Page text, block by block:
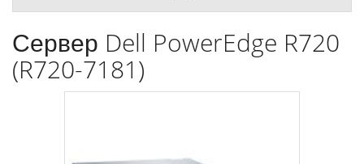
Сервер Dell PowerEdge R720
(R720-7181)